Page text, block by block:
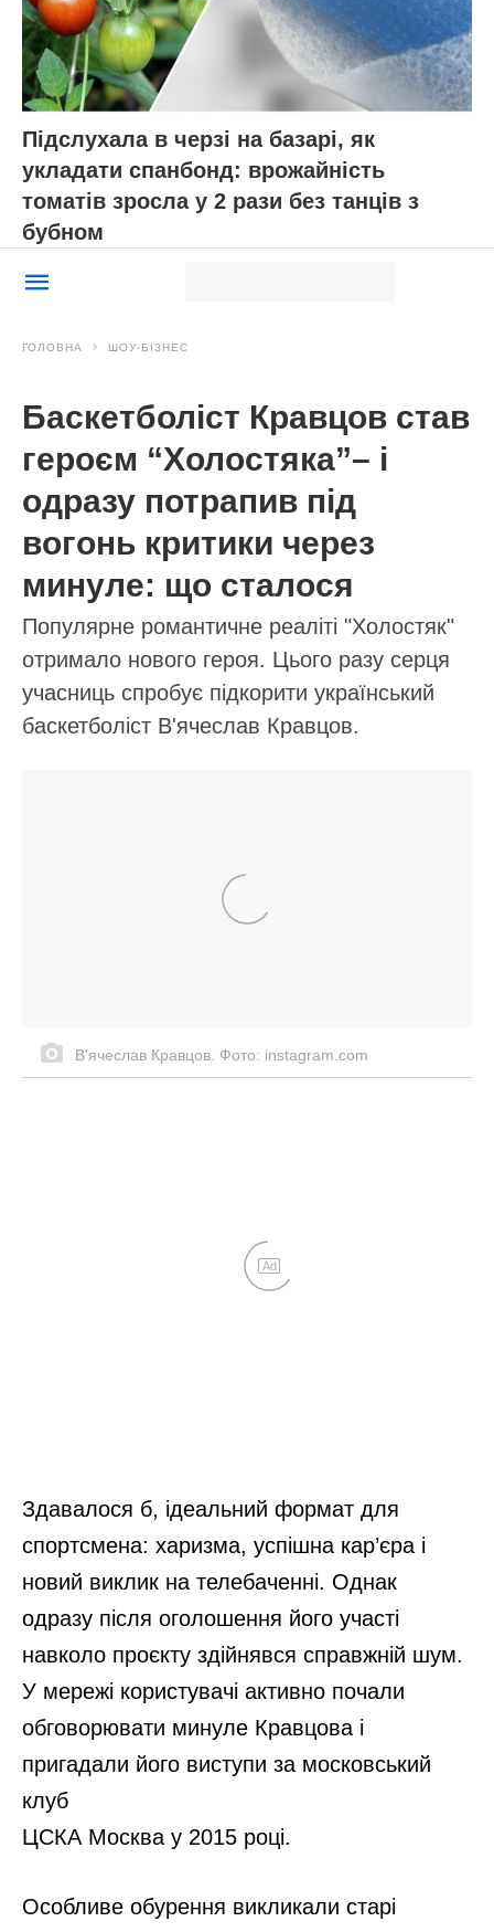
Підслухала в черзі на базарі, як
укладати спанбонд: врожайність
томатів зросла у 2 рази без танців з
бубном